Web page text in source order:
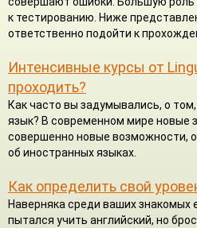
к тестированию. Ниже
ответственно подойти к
Интенсивные курсы от
проходить?
Как часто вы задумывались, о
язык? В современном мире новые
совершенно новые возможности,
об иностранных языках.
Как определить свой
Наверняка среди ваших знакомых
пытался учить английский, но